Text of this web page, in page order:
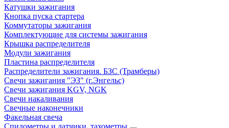
Катушки зажигания
Кнопка пуска стартера
Коммутаторы зажигания
Комплектующие для системы зажигания
Крышка распределителя
Модули зажигания
Пластина распределителя
Распределители зажигания. БЗС (Трамберы)
Свечи зажигания "ЭЗ" (г.Энгельс)
Свечи зажигания KGV, NGK
Свечи накаливания
Свечные наконечники
Факельная свеча